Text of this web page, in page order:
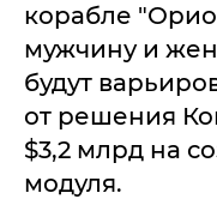
корабле
мужчину и
будут
от решения
$3,2 млрд на
модуля.